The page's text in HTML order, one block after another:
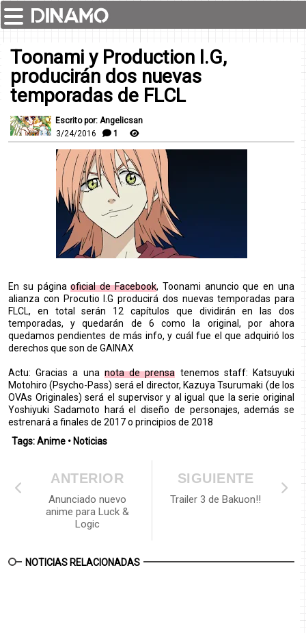
Toonami y Production I.G,
producirán dos nuevas
temporadas de FLCL
Escrito por: Angelicsan
3/24/2016
1
En su páginaoficial de Facebook, Toonami anuncio que en una
alianza con Procutio I.G producirá dos nuevas temporadas para
FLCL, en total serán 12 capítulos que dividirán en las dos
temporadas, y quedarán de 6 como la original, por ahora
quedamos pendientes de más info, y cuál fue el que adquirió los
derechos que son de GAINAX
Actu: Gracias a una nota de prensa tenemos staff: Katsuyuki
Motohiro (Psycho-Pass) será el director, Kazuya Tsurumaki (de los
OVAs Originales) será el supervisor y al igual que la serie original
Yoshiyuki Sadamoto hará el diseño de personajes, además se
estrenará a finales de 2017 o principios de 2018
Tags:Anime • Noticias
SIGUIENTE
Trailer 3 de Bakuon!!
ANTERIOR
Anunciado nuevo
anime para Luck &
Logic
NOTICIAS RELACIONADAS